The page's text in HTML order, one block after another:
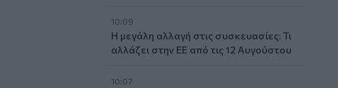
10:09
Η μεγάλη αλλαγή στις συσκευασίες: Τι
αλλάζει στην ΕΕ από τις 12 Αυγούστου
10:07